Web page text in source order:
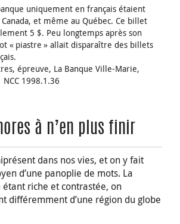
uniquement en français étaient
et même au Québec. Ce billet
5 $. Peu longtemps après son
« piastre » allait disparaître des billets
épreuve, La Banque Ville-Marie,
1998.1.36
à n’en plus finir
dans nos vies, et on y fait
d’une panoplie de mots. La
riche et contrastée, on
différemment d’une région du globe